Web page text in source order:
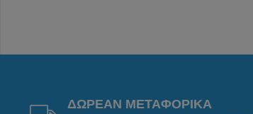
ΔΩΡΕΑΝ ΜΕΤΑΦΟΡΙΚΑ